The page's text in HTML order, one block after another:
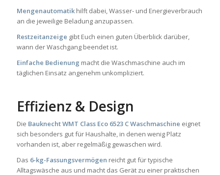
Mengenautomatikhilft dabei, Wasser- und Energieverbrauch
an die jeweilige Beladung anzupassen.
Restzeitanzeige gibt Euch einen guten Überblick darüber,
wann der Waschgang beendet ist.
Einfache Bedienung macht die Waschmaschine auch im
täglichen Einsatz angenehm unkompliziert.
Effizienz & Design
Die Bauknecht WMT Class Eco 6523 C Waschmaschine eignet
sich besonders gut für Haushalte, in denen wenig Platz
vorhanden ist, aber regelmäßig gewaschen wird.
Das 6-kg-Fassungsvermögen reicht gut für typische
Alltagswäsche aus und macht das Gerät zu einer praktischen